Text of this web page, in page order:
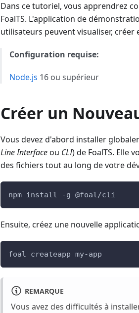
Dans ce tutoriel, vous apprendrez
FoalTS. L'application de
utilisateurs peuvent visualiser,
Configuration requise:
Node.js 16 ou supérieur
Créer un
Vous devez d'abord installer
Line Interfaceou CLI) de FoalTS. Elle
des fichiers tout au long de votre
npm install -g @foal/cli
Ensuite, créez une nouvelle
foal createapp my-app
REMARQUE
Vous avez des difficultés à